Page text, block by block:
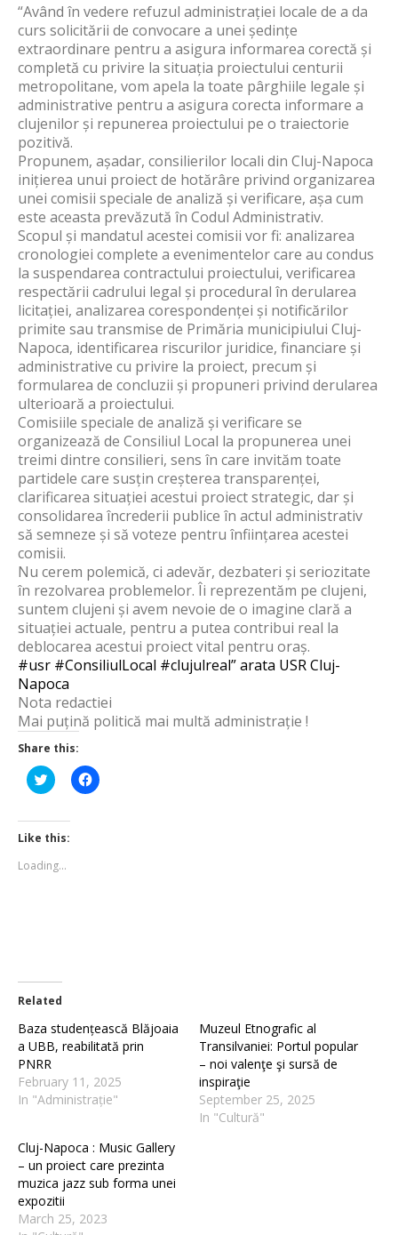
“Având în vedere refuzul administrației locale de a da
curs solicitării de convocare a unei ședințe
extraordinare pentru a asigura informarea corectă și
completă cu privire la situația proiectului centurii
metropolitane, vom apela la toate pârghiile legale și
administrative pentru a asigura corecta informare a
clujenilor și repunerea proiectului pe o traiectorie
pozitivă.
Propunem, așadar, consilierilor locali din Cluj-Napoca
inițierea unui proiect de hotărâre privind organizarea
unei comisii speciale de analiză și verificare, așa cum
este aceasta prevăzută în Codul Administrativ.
Scopul și mandatul acestei comisii vor fi: analizarea
cronologiei complete a evenimentelor care au condus
la suspendarea contractului proiectului, verificarea
respectării cadrului legal și procedural în derularea
licitației, analizarea corespondenței și notificărilor
primite sau transmise de Primăria municipiului Cluj-
Napoca, identificarea riscurilor juridice, financiare și
administrative cu privire la proiect, precum și
formularea de concluzii și propuneri privind derularea
ulterioară a proiectului.
Comisiile speciale de analiză și verificare se
organizează de Consiliul Local la propunerea unei
treimi dintre consilieri, sens în care invităm toate
partidele care susțin creșterea transparenței,
clarificarea situației acestui proiect strategic, dar și
consolidarea încrederii publice în actul administrativ
să semneze și să voteze pentru înființarea acestei
comisii.
Nu cerem polemică, ci adevăr, dezbateri și seriozitate
în rezolvarea problemelor. Îi reprezentăm pe clujeni,
suntem clujeni și avem nevoie de o imagine clară a
situației actuale, pentru a putea contribui real la
deblocarea acestui proiect vital pentru oraș.
#usr #ConsiliulLocal #clujulreal” arata USR Cluj-
Napoca
Nota redactiei
Mai puțină politică mai multă administrație !
Share this:
Click
to
Twitter
(Opens
in
window)
Click
to
Like this:
Loading...
Related
Baza studențească Blăjoaia
a UBB, reabilitată prin
PNRR
February 11, 2025
In "Administrație"
Muzeul Etnografic al
Transilvaniei: Portul popular
– noi valenţe şi sursă de
inspiraţie
September 25, 2025
In "Cultură"
Cluj-Napoca : Music Gallery
– un proiect care prezinta
muzica jazz sub forma unei
expozitii
March 25, 2023